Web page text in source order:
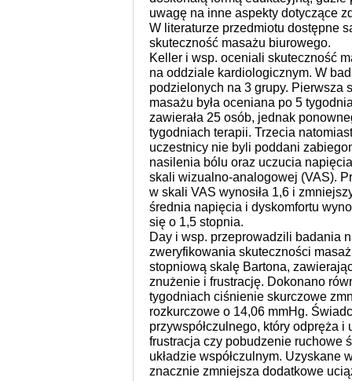
uwagę na inne aspekty dotyczące
W literaturze przedmiotu dostępne
skuteczność masażu biurowego.
Keller i wsp. oceniali skuteczność
na oddziale kardiologicznym. W
podzielonych na 3 grupy. Pierwsza
masażu była oceniana po 5
zawierała 25 osób, jednak
tygodniach terapii. Trzecia
uczestnicy nie byli poddani
nasilenia bólu oraz uczucia
skali wizualno-analogowej (VAS).
w skali VAS wynosiła 1,6 i
średnia napięcia i dyskomfortu
się o 1,5 stopnia.
Day i wsp. przeprowadzili badania
zweryfikowania skuteczności
stopniową skalę Bartona,
znużenie i frustrację. Dokonano
tygodniach ciśnienie skurczowe
rozkurczowe o 14,06 mmHg.
przywspółczulnego, który odpręża
frustracja czy pobudzenie ruchowe
układzie współczulnym.
znacznie zmniejsza dodatkowe